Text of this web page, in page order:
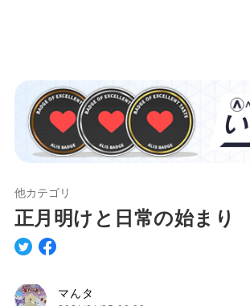
他カテゴリ
正月明けと日常の始まり
マんタ